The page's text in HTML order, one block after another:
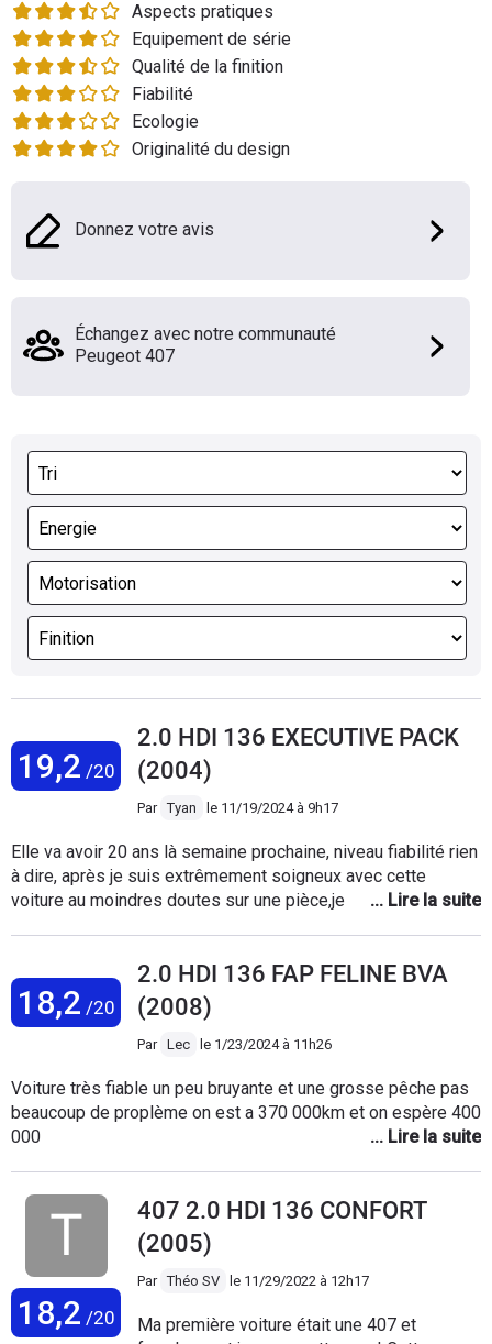
Forum
Moto
Marques
Aspects pratiques
Equipement de série
Qualité de la finition
Fiabilité
Ecologie
Originalité du design
Donnez votre avis
Échangez avec notre communauté
Peugeot 407
19,2 /20
2.0 HDI 136 EXECUTIVE PACK
(2004)
Par Tyan le 11/19/2024 à 9h17
Elle va avoir 20 ans là semaine prochaine, niveau fiabilité rien
à dire, après je suis extrêmement soigneux avec cette
voiture au moindres doutes sur une pièce,je là fait changé,
sont turbo hybrides, j'avoue quel est devenu très agréable à
conduire.. ça manquait un peu de puissance, aujourd'hui je là
trouve vraiment génial. Le montage de frein brembo AV et AR
lui ont donné un peu plus de mordant au freinage, mais c'est
française de cette époque dans sont ensemble haut de
gamme, la boîte de vitesse est vraiment génial, très agréable
à utilisation, le moteur avec ces modifications stage 1 et
turbo hybrides filtre à air sport green, lui donne un plus de
puissance et de couples. La consommation a diminué aussi
5,2litres sur près de 10000 km.
18,2 /20
2.0 HDI 136 FAP FELINE BVA
(2008)
Par Lec le 1/23/2024 à 11h26
Voiture très fiable un peu bruyante et une grosse pêche pas
beaucoup de proplème on est a 370 000km et on espère 400
000
18,2 /20
407 2.0 HDI 136 CONFORT
(2005)
Par Théo SV le 11/29/2022 à 12h17
Ma première voiture était une 407 et